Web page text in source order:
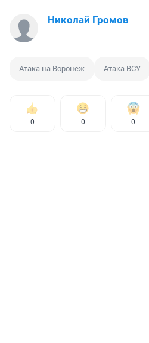
Николай Громов
Атака на Воронеж Атака ВСУ
0 0 0